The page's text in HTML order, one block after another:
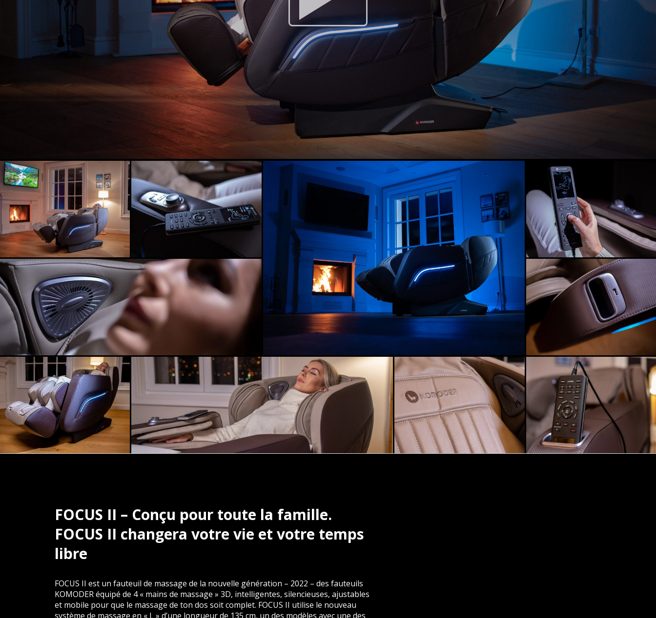
FOCUS II – Conçu pour toute la famille.
FOCUS II changera votre vie et votre temps
libre
FOCUS II est un fauteuil de massage de la nouvelle génération – 2022 – des fauteuils
KOMODER équipé de 4 « mains de massage » 3D, intelligentes, silencieuses, ajustables
et mobile pour que le massage de ton dos soit complet. FOCUS II utilise le nouveau
système de massage en « L » d’une longueur de 135 cm, un des modèles avec une des